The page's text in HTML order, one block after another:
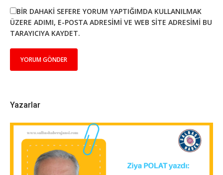
BIR DAHAKI SEFERE YORUM YAPTIĞIMDA KULLANILMAK
ÜZERE ADIMI, E-POSTA ADRESIMI VE WEB SITE ADRESIMI BU
TARAYICIYA KAYDET.
Yazarlar